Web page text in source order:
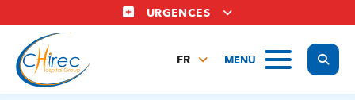
au
contenu
principal
URGENCES
MENU
FR